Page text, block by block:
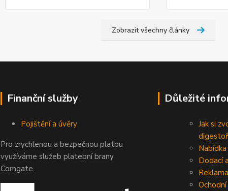
Zobrazit všechny články
Finanční služby
Pojištění a úvěry
Pro zrychlenou a bezpečnou platbu
využíváme služeb platební brany
Comgate.
Důležité
Jak si
Dodací